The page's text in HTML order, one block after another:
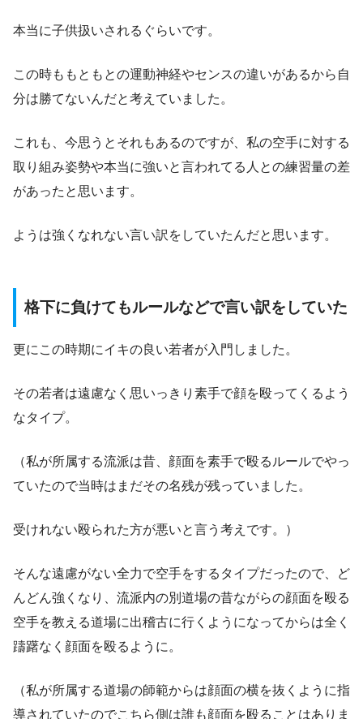
本当に子供扱いされるぐらいです。
この時ももともとの運動神経やセンスの違いがあるから自
分は勝てないんだと考えていました。
これも、今思うとそれもあるのですが、私の空手に対する
取り組み姿勢や本当に強いと言われてる人との練習量の差
があったと思います。
ようは強くなれない言い訳をしていたんだと思います。
格下に負けてもルールなどで言い訳をしていた
更にこの時期にイキの良い若者が入門しました。
その若者は遠慮なく思いっきり素手で顔を殴ってくるよう
なタイプ。
（私が所属する流派は昔、顔面を素手で殴るルールでやっ
ていたので当時はまだその名残が残っていました。
受けれない殴られた方が悪いと言う考えです。）
そんな遠慮がない全力で空手をするタイプだったので、ど
んどん強くなり、流派内の別道場の昔ながらの顔面を殴る
空手を教える道場に出稽古に行くようになってからは全く
躊躇なく顔面を殴るように。
（私が所属する道場の師範からは顔面の横を抜くように指
導されていたのでこちら側は誰も顔面を殴ることはありま